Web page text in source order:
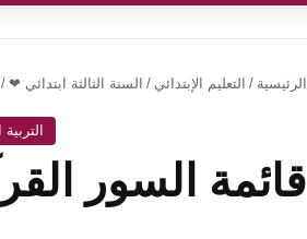
الرئيسية / التعليم الإبتدائي / السنة الثالثة ابتدائي ❤ /
التربية
قائمة السور